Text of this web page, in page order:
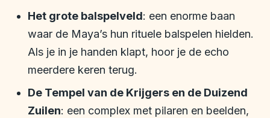
Het grote balspelveld: een enorme baan
waar de Maya’s hun rituele balspelen hielden.
Als je in je handen klapt, hoor je de echo
meerdere keren terug.
De Tempel van de Krijgers en de Duizend
Zuilen: een complex met pilaren en beelden,